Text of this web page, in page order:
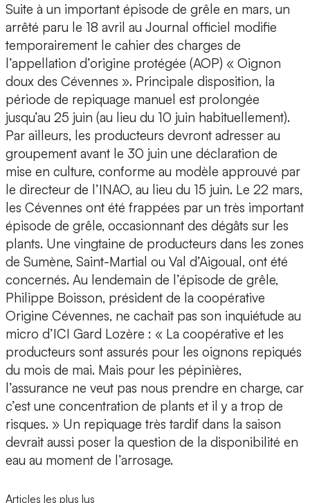
Suite à un important épisode de grêle en mars, un
arrêté paru le 18 avril au Journal officiel modifie
temporairement le cahier des charges de
l’appellation d’origine protégée (AOP) « Oignon
doux des Cévennes ». Principale disposition, la
période de repiquage manuel est prolongée
jusqu’au 25 juin (au lieu du 10 juin habituellement).
Par ailleurs, les producteurs devront adresser au
groupement avant le 30 juin une déclaration de
mise en culture, conforme au modèle approuvé par
le directeur de l’INAO, au lieu du 15 juin. Le 22 mars,
les Cévennes ont été frappées par un très important
épisode de grêle, occasionnant des dégâts sur les
plants. Une vingtaine de producteurs dans les zones
de Sumène, Saint-Martial ou Val d’Aigoual, ont été
concernés. Au lendemain de l’épisode de grêle,
Philippe Boisson, président de la coopérative
Origine Cévennes, ne cachait pas son inquiétude au
micro d’ICI Gard Lozère : « La coopérative et les
producteurs sont assurés pour les oignons repiqués
du mois de mai. Mais pour les pépinières,
l’assurance ne veut pas nous prendre en charge, car
c’est une concentration de plants et il y a trop de
risques. » Un repiquage très tardif dans la saison
devrait aussi poser la question de la disponibilité en
eau au moment de l’arrosage.
Articles les plus lus